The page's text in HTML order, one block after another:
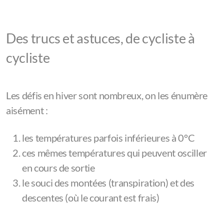
Des trucs et astuces, de cycliste à
cycliste
Les défis en hiver sont nombreux, on les énumère
aisément :
les températures parfois inférieures à 0°C
ces mêmes températures qui peuvent osciller
en cours de sortie
le souci des montées (transpiration) et des
descentes (où le courant est frais)